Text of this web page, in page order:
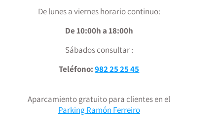
De lunes a viernes horario continuo:
De 10:00h a 18:00h
Sábados consultar :
Teléfono:982 25 25 45
Aparcamiento gratuito para clientes en el
Parking Ramón Ferreiro